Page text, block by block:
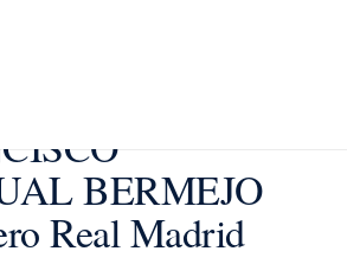
BERMEJO
Real Madrid